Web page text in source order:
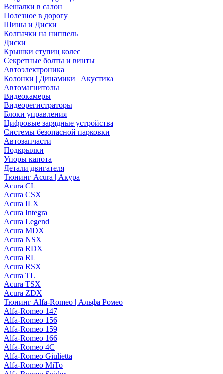
Вешалки в салон
Полезное в дорогу
Шины и Диски
Колпачки на ниппель
Диски
Крышки ступиц колес
Секретные болты и винты
Автоэлектроника
Колонки | Динамики | Акустика
Автомагнитолы
Видеокамеры
Видеорегистраторы
Блоки управления
Цифровые зарядные устройства
Системы безопасной парковки
Автозапчасти
Подкрылки
Упоры капота
Детали двигателя
Тюнинг Acura | Акура
Acura CL
Acura CSX
Acura ILX
Acura Integra
Acura Legend
Acura MDX
Acura NSX
Acura RDX
Acura RL
Acura RSX
Acura TL
Acura TSX
Acura ZDX
Тюнинг Alfa-Romeo | Альфа Ромео
Alfa-Romeo 147
Alfa-Romeo 156
Alfa-Romeo 159
Alfa-Romeo 166
Alfa-Romeo 4C
Alfa-Romeo Giulietta
Alfa-Romeo MiTo